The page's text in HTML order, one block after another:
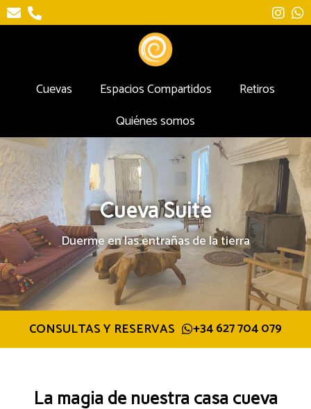
Cuevas Espacios Compartidos
Retiros
Quiénes somos
Cueva Suite
Duerme en las entrañas de la tierra
CONSULTAS Y RESERVAS +34 627 704 079
La magia de nuestra casa cueva